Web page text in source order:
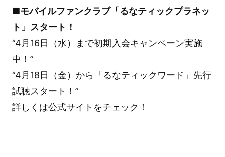
■モバイルファンクラブ「るなティックプラネッ
ト」スタート！
“4月16日（水）まで初期入会キャンペーン実施
中！”
“4月18日（金）から「るなティックワード」先行
試聴スタート！”
詳しくは公式サイトをチェック！